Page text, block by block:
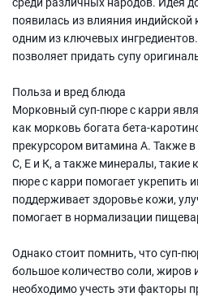
появилась из влияния индийской
одним из ключевых
позволяет придать супу
Польза и вред блюда
Морковный суп-пюре с карри
как морковь богата бета-
прекурсором витамина А. Также
С, Е и К, а также минералы, такие
пюре с карри помогает укрепить
поддерживает здоровье кожи,
помогает в нормализации
Однако стоит помнить, что суп-
большое количество соли, жиров
необходимо учесть эти факторы